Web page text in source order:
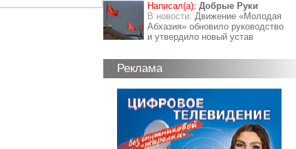
Написал(а): Добрые Руки
В новости: Движение «Молодая
Абхазия» обновило руководство
и утвердило новый устав
Реклама